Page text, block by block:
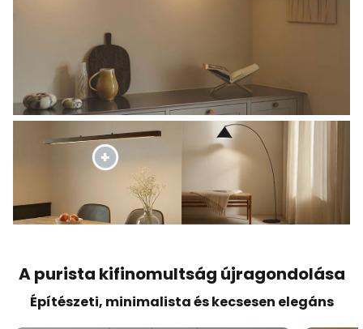
A purista kifinomultság újragondolása
Építészeti, minimalista és kecsesen elegáns